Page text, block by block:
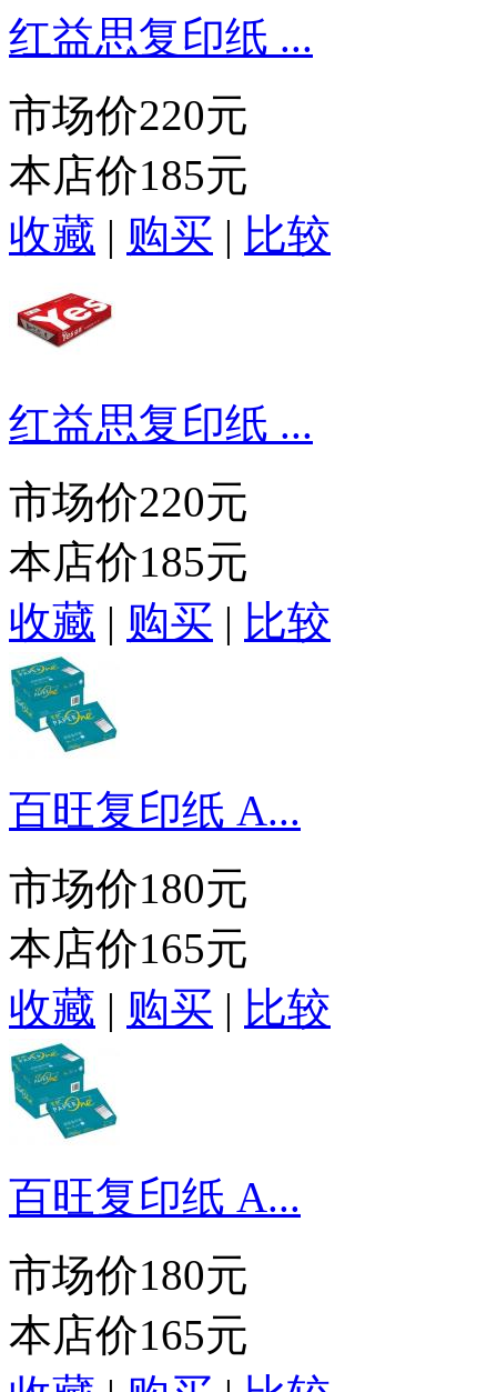
红益思复印纸 ...
市场价220元
本店价185元
收藏 | 购买 | 比较
红益思复印纸 ...
市场价220元
本店价185元
收藏 | 购买 | 比较
百旺复印纸 A...
市场价180元
本店价165元
收藏 | 购买 | 比较
百旺复印纸 A...
市场价180元
本店价165元